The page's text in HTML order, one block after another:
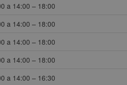
a 14:00 – 18:00
a 14:00 – 18:00
a 14:00 – 18:00
a 14:00 – 18:00
a 14:00 – 16:30